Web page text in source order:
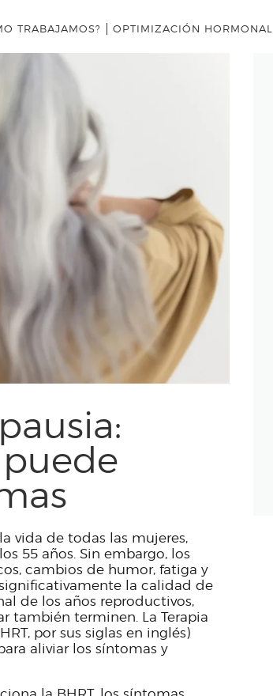
TRABAJAMOS? OPTIMIZACIÓN HORMONAL
MODELO
TRABAJAMOS?
MODELO
TRABAJAMOS?
vida de todas las mujeres,
55 años. Sin embargo, los
cambios de humor, fatiga y
la calidad de
de los años reproductivos,
también terminen. La Terapia
por sus siglas en inglés)
aliviar los síntomas y